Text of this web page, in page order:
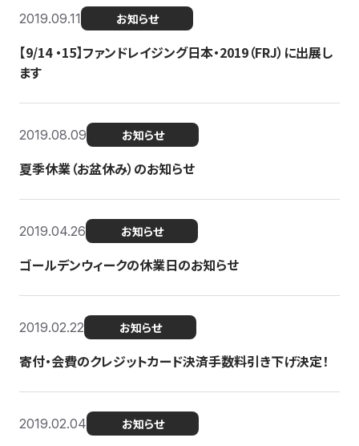
2019.09.11 お知らせ
【9/14 ・15】ファンドレイジング日本・2019（FRJ）に出展し
ます
2019.08.09 お知らせ
夏季休業（お盆休み）のお知らせ
2019.04.26 お知らせ
ゴールデンウィークの休業日のお知らせ
2019.02.22 お知らせ
寄付・会費のクレジットカード決済手数料引き下げ決定！
2019.02.04 お知らせ